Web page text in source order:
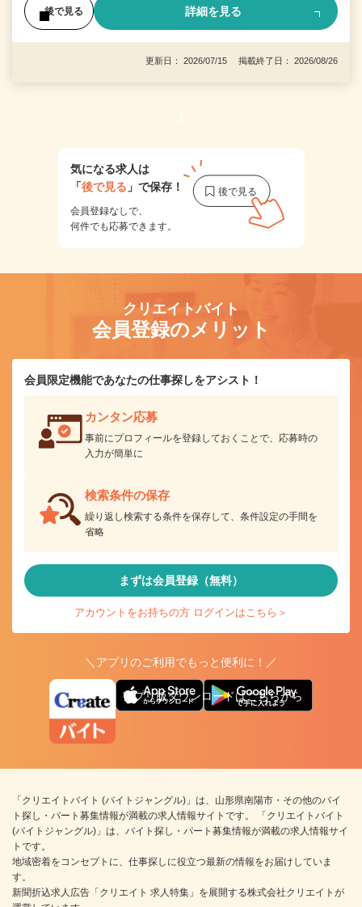
後で見る 詳細を見る
更新日： 2026/07/15 掲載終了日： 2026/08/26
1
気になる求人は
「後で見る 」で保存！
会員登録なしで、
何件でも応募できます。
クリエイトバイト
会員登録のメリット
会員限定機能であなたの仕事探しをアシスト！
カンタン応募
事前にプロフィールを登録しておくことで、応募時の
入力が簡単に
検索条件の保存
繰り返し検索する条件を保存して、条件設定の手間を
省略
まずは会員登録（無料）
アカウントをお持ちの方 ログインはこちら＞
＼アプリのご利用でもっと便利に！／
アプリ版ダウンロードはこちらから
「クリエイトバイト (バイトジャングル)」は、山形県南陽市・その他のバイ
ト探し・パート募集情報が満載の求人情報サイトです。 「クリエイトバイト
(バイトジャングル)」は、バイト探し・パート募集情報が満載の求人情報サイ
トです。
地域密着をコンセプトに、仕事探しに役立つ最新の情報をお届けしていま
す。
新聞折込求人広告「クリエイト 求人特集」を展開する株式会社クリエイトが